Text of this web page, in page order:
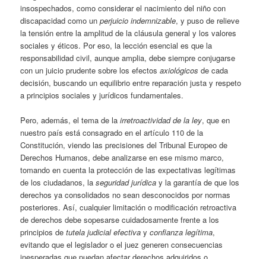
insospechados, como considerar el nacimiento del niño con
discapacidad como unperjuicio indemnizable, y puso de relieve
la tensión entre la amplitud de la cláusula general y los valores
sociales y éticos. Por eso, la lección esencial es que la
responsabilidad civil, aunque amplia, debe siempre conjugarse
con un juicio prudente sobre los efectosaxiológicos de cada
decisión, buscando un equilibrio entre reparación justa y respeto
a principios sociales y jurídicos fundamentales.
Pero, además, el tema de lairretroactividad de la ley, que en
nuestro país está consagrado en el artículo 110 de la
Constitución, viendo las precisiones del Tribunal Europeo de
Derechos Humanos, debe analizarse en ese mismo marco,
tomando en cuenta la protección de las expectativas legítimas
de los ciudadanos, laseguridad jurídica y la garantía de que los
derechos ya consolidados no sean desconocidos por normas
posteriores. Así, cualquier limitación o modificación retroactiva
de derechos debe sopesarse cuidadosamente frente a los
principios detutela judicial efectiva yconfianza legítima,
evitando que el legislador o el juez generen consecuencias